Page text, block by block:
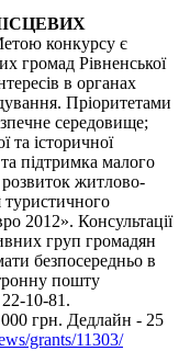
конкурсу є
громад Рівненської
в органах
Пріоритетами
середовище;
та історичної
підтримка малого
житлово-
туристичного
2012». Консультації
груп громадян
безпосередньо в
пошту
10-81.
грн. Дедлайн - 25
grants/11303/